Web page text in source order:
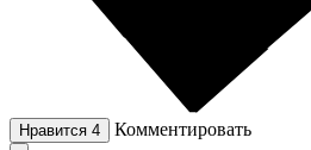
Нравится 4 Комментировать